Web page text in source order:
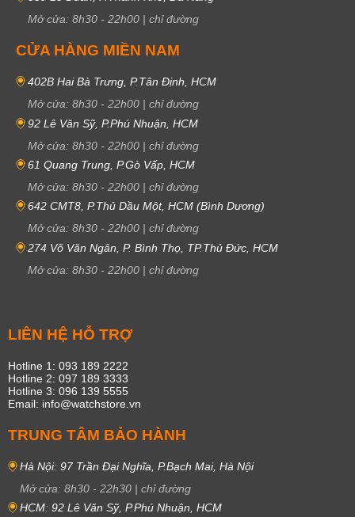
Mở cửa: 8h30 - 22h00 | chỉ đường
CỬA HÀNG MIỀN NAM
402B Hai Bà Trưng, P.Tân Định, HCM
Mở cửa: 8h30 - 22h00 | chỉ đường
92 Lê Văn Sỹ, P.Phú Nhuận, HCM
Mở cửa: 8h30 - 22h00 | chỉ đường
61 Quang Trung, P.Gò Vấp, HCM
Mở cửa: 8h30 - 22h00 | chỉ đường
642 CMT8, P.Thủ Dầu Một, HCM (Bình Dương)
Mở cửa: 8h30 - 22h00 | chỉ đường
274 Võ Văn Ngân, P. Bình Thọ, TP.Thủ Đức, HCM
Mở cửa: 8h30 - 22h00 | chỉ đường
LIÊN HỆ HỖ TRỢ
Hotline 1: 093 189 2222
Hotline 2: 097 189 3333
Hotline 3: 096 139 5555
Email: info@watchstore.vn
TRUNG TÂM BẢO HÀNH
Hà Nội: 97 Trần Đại Nghĩa, P.Bạch Mai, Hà Nội
Mở cửa: 8h30 - 22h30 | chỉ đường
HCM: 92 Lê Văn Sỹ, P.Phú Nhuận, HCM